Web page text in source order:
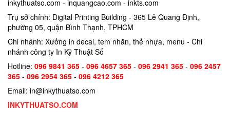
inkythuatso.com - inquangcao.com - inkts.com
Trụ sở chính: Digital Printing Building - 365 Lê Quang Định,
phường 05, quận Bình Thạnh, TPHCM
Chi nhánh: Xưởng in decal, tem nhãn, thẻ nhựa, menu - Chi
nhánh công ty In Kỹ Thuật Số
Hotline: 096 9841 365 - 096 4657 365 - 096 2941 365 - 096 2457
365 - 096 2954 365 - 096 4212 365
Email: in@inkythuatso.com
INKYTHUATSO.COM